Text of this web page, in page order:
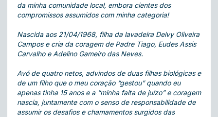
da minha comunidade local, embora cientes dos
compromissos assumidos com minha categoria!
Nascida aos 21/04/1968, filha da lavadeira Delvy Oliveira
Campos e cria da coragem de Padre Tiago, Eudes Assis
Carvalho e Adelino Gameiro das Neves.
Avó de quatro netos, advindos de duas filhas biológicas e
de um filho que o meu coração “gestou” quando eu
apenas tinha 15 anos e a “minha falta de juízo” e coragem
nascia, juntamente com o senso de responsabilidade de
assumir os desafios e chamamentos surgidos das